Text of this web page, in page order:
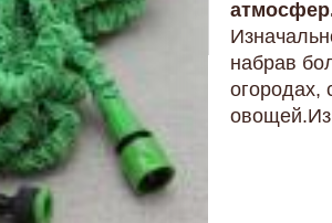
Артикул -
2402670
Товар в наличии -есть
Купить
набрав
огородах,
овощей.